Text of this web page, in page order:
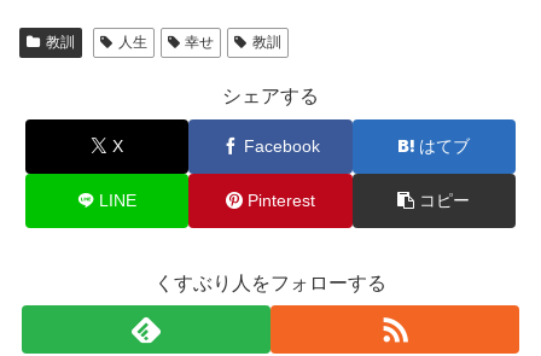
教訓 人生 幸せ 教訓
シェアする
X Facebook はてブ
LINE Pinterest コピー
くすぶり人をフォローする